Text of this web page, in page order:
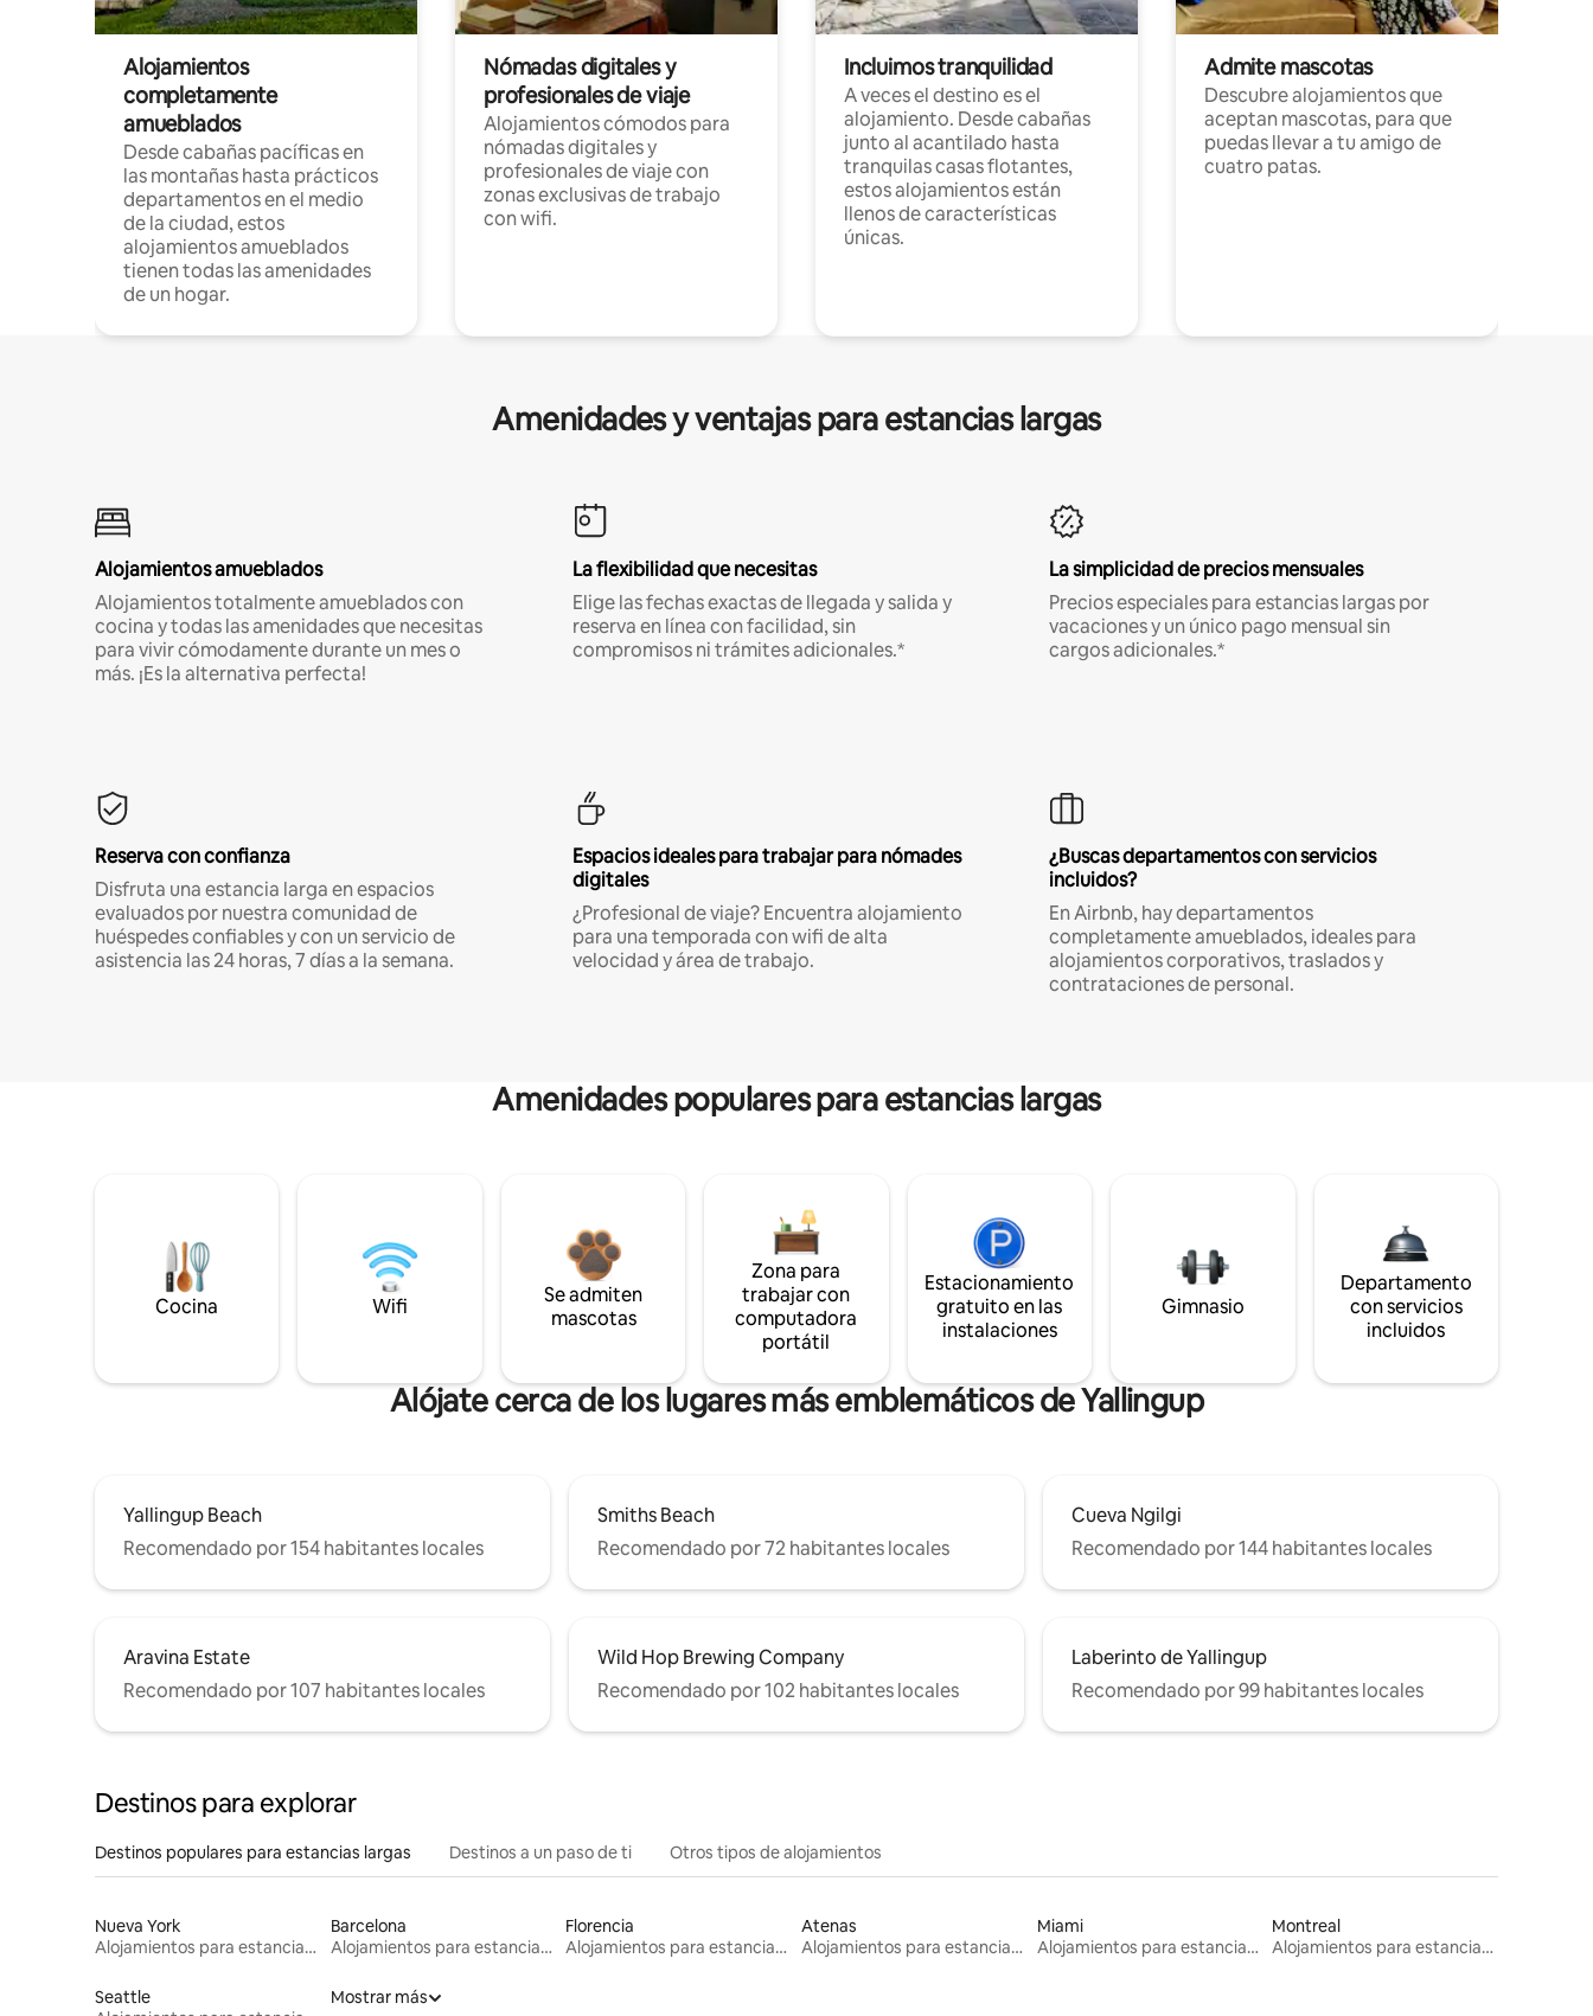
Alojamientos
completamente
amueblados
Desde cabañas pacíficas en
las montañas hasta prácticos
departamentos en el medio
de la ciudad, estos
alojamientos amueblados
tienen todas las amenidades
de un hogar.
Nómadas digitales y
profesionales de viaje
Alojamientos cómodos para
nómadas digitales y
profesionales de viaje con
zonas exclusivas de trabajo
con wifi.
Incluimos tranquilidad
A veces el destino es el
alojamiento. Desde cabañas
junto al acantilado hasta
tranquilas casas flotantes,
estos alojamientos están
llenos de características
únicas.
Admite mascotas
Descubre alojamientos que
aceptan mascotas, para que
puedas llevar a tu amigo de
cuatro patas.
Amenidades y ventajas para estancias largas
Alojamientos amueblados
Alojamientos totalmente amueblados con
cocina y todas las amenidades que necesitas
para vivir cómodamente durante un mes o
más. ¡Es la alternativa perfecta!
La flexibilidad que necesitas
Elige las fechas exactas de llegada y salida y
reserva en línea con facilidad, sin
compromisos ni trámites adicionales.*
La simplicidad de precios mensuales
Precios especiales para estancias largas por
vacaciones y un único pago mensual sin
cargos adicionales.*
Reserva con confianza
Disfruta una estancia larga en espacios
evaluados por nuestra comunidad de
huéspedes confiables y con un servicio de
asistencia las 24 horas, 7 días a la semana.
Espacios ideales para trabajar para nómades
digitales
¿Profesional de viaje? Encuentra alojamiento
para una temporada con wifi de alta
velocidad y área de trabajo.
¿Buscas departamentos con servicios
incluidos?
En Airbnb, hay departamentos
completamente amueblados, ideales para
alojamientos corporativos, traslados y
contrataciones de personal.
Amenidades populares para estancias largas
Cocina Wifi
Se admiten
mascotas
Zona para
trabajar con
computadora
portátil
Estacionamiento
gratuito en las
instalaciones
Gimnasio
Departamento
con servicios
incluidos
Alójate cerca de los lugares más emblemáticos de Yallingup
Yallingup Beach
Recomendado por 154 habitantes locales
Smiths Beach
Recomendado por 72 habitantes locales
Cueva Ngilgi
Recomendado por 144 habitantes locales
Aravina Estate
Recomendado por 107 habitantes locales
Wild Hop Brewing Company
Recomendado por 102 habitantes locales
Laberinto de Yallingup
Recomendado por 99 habitantes locales
Destinos para explorar
Destinos populares para estancias largas Destinos a un paso de ti Otros tipos de alojamientos
Nueva York
Alojamientos para estancias largas
Barcelona
Alojamientos para estancias largas
Florencia
Alojamientos para estancias largas
Atenas
Alojamientos para estancias largas
Miami
Alojamientos para estancias largas
Montreal
Alojamientos para estancias largas
Seattle
Mostrar más